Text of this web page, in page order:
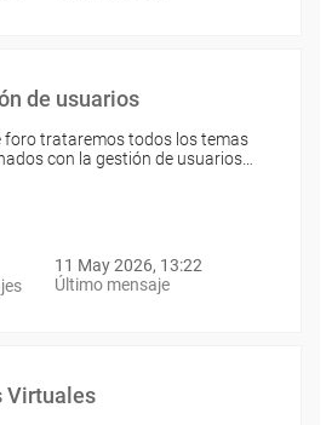
de usuarios
foro trataremos todos los temas
con la gestión de usuarios…
11 May 2026, 13:22
Último mensaje
Virtuales